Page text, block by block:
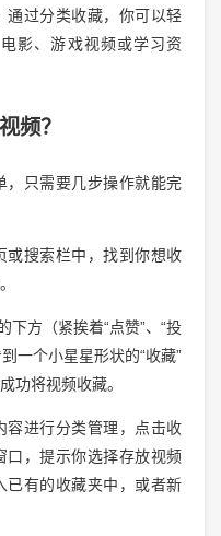
通过分类收藏，你可以轻
影、游戏视频或学习资
频？
，只需要几步操作就能完
或搜索栏中，找到你想收
下方（紧挨着“点赞”、“投
一个小星星形状的“收藏”
功将视频收藏。
容进行分类管理，点击收
口，提示你选择存放视频
已有的收藏夹中，或者新